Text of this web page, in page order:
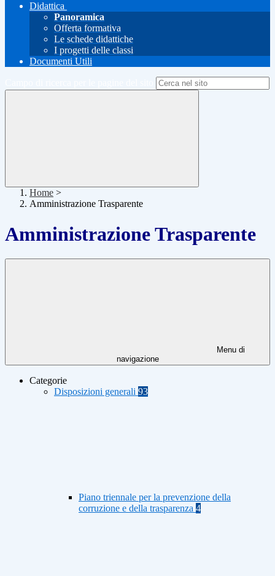
Didattica
Panoramica
Offerta formativa
Le schede didattiche
I progetti delle classi
Documenti Utili
Home >
Amministrazione Trasparente
Amministrazione Trasparente
Menu di
navigazione
Categorie
Disposizioni generali 93
Piano triennale per la prevenzione della
corruzione e della trasparenza 4